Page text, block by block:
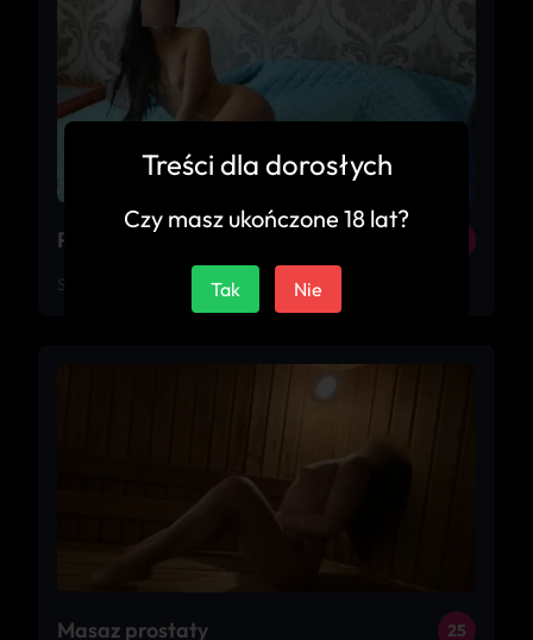
Pielęgniarka
Sosnowiec
Masaz prostaty 25
Treści dla dorosłych
Czy masz ukończone 18 lat?
Tak Nie